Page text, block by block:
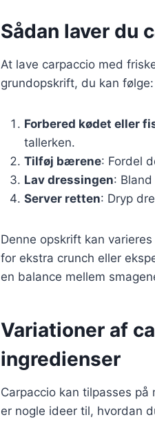
Sådan laver du
At lave carpaccio med
grundopskrift, du kan følge:
Forbered kødet eller
tallerken.
Tilføj bærene: Fordel
Lav dressingen:
Server retten: Dryp
Denne opskrift kan
for ekstra crunch eller
en balance mellem
Variationer af
ingredienser
Carpaccio kan tilpasses
er nogle ideer til, hvordan